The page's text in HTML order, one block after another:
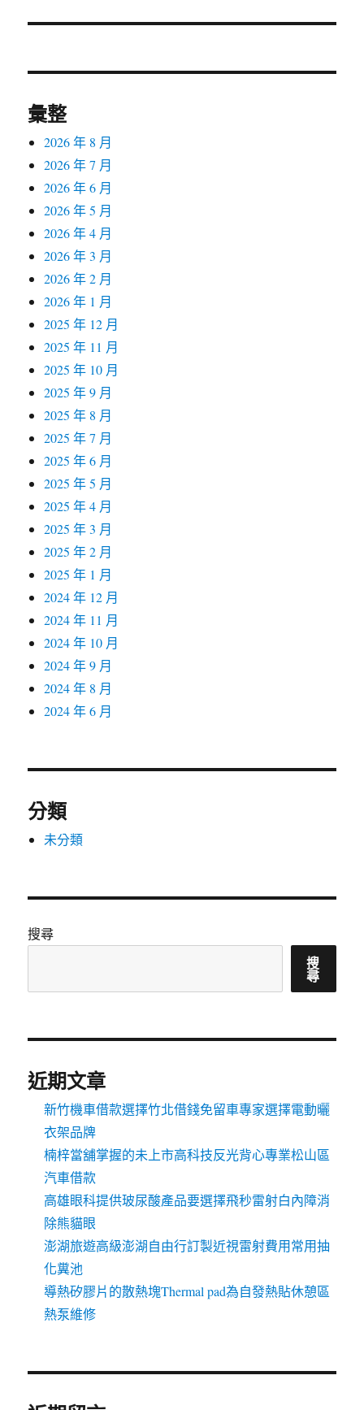
文
彙整
2026 年 8 月
2026 年 7 月
2026 年 6 月
2026 年 5 月
2026 年 4 月
2026 年 3 月
2026 年 2 月
2026 年 1 月
2025 年 12 月
2025 年 11 月
2025 年 10 月
2025 年 9 月
2025 年 8 月
2025 年 7 月
2025 年 6 月
2025 年 5 月
2025 年 4 月
2025 年 3 月
2025 年 2 月
2025 年 1 月
2024 年 12 月
2024 年 11 月
2024 年 10 月
2024 年 9 月
2024 年 8 月
2024 年 6 月
分類
未分類
搜尋
搜
尋
近期文章
新竹機車借款選擇竹北借錢免留車專家選擇電動曬
衣架品牌
楠梓當舖掌握的未上市高科技反光背心專業松山區
汽車借款
高雄眼科提供玻尿酸產品要選擇飛秒雷射白內障消
除熊貓眼
澎湖旅遊高級澎湖自由行訂製近視雷射費用常用抽
化糞池
導熱矽膠片的散熱塊Thermal pad為自發熱貼休憩區
熱泵維修